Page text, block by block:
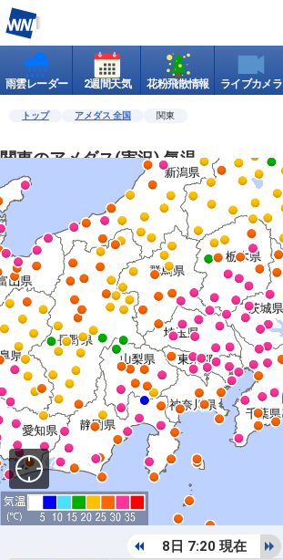
雨雲レーダー 2週間天気 花粉飛散情報 ライブカメラ
トップ アメダス 全国 関東
関東のアメダス(実況) 気温
8日 7:20 現在